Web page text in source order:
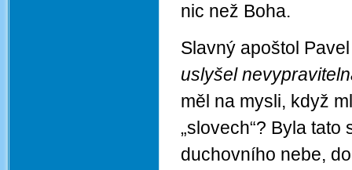
nic než Boha.
Slavný apoštol
uslyšel
měl na mysli, když
„slovech“? Byla
duchovního nebe,